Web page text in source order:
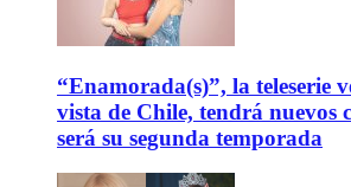
“Enamorada(s)”, la teleserie
vista de Chile, tendrá nuevos
será su segunda temporada